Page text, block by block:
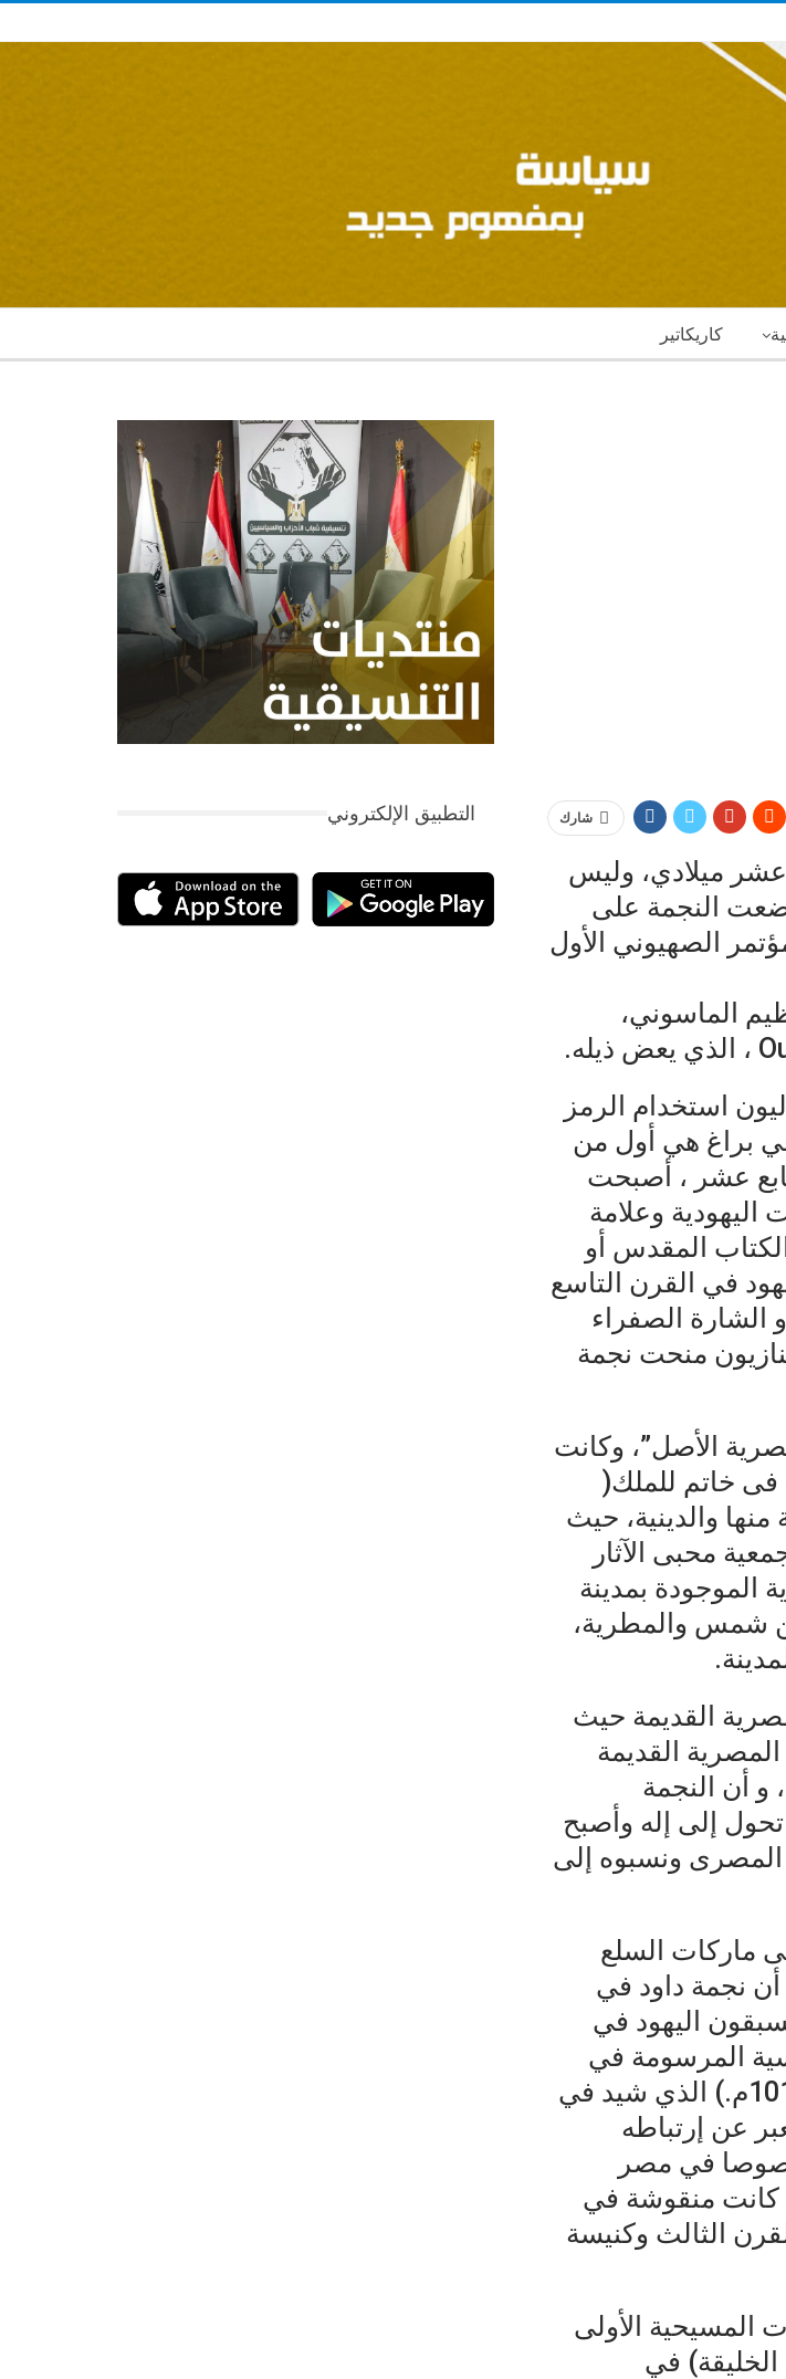
كاريكاتير
شارك
عشر ميلادي، وليس
النجمة على
الصهيوني الأول
الماسوني،
استخدام الرمز
في براغ هي أول من
عشر ، أصبحت
اليهودية وعلامة
المقدس أو
في القرن التاسع
الشارة الصفراء
منحت نجمة
الأصل”، وكانت
فى خاتم للملك(
والدينية، حيث
محبى الآثار
الموجودة بمدينة
شمس والمطرية،
القديمة حيث
القديمة
و أن النجمة
إلى إله وأصبح
المصرى ونسبوه إلى
ماركات السلع
أن نجمة داود في
اليهود في
المرسومة في
مأذنة مسجد الحاكم بأمر الله في العصر الفاطمي( 1013م.) الذي شيد في
عن إرتباطه
في مصر
كانت منقوشة في
الثالث وكنيسة
المسيحية الأولى
في
التطبيق الإلكتروني